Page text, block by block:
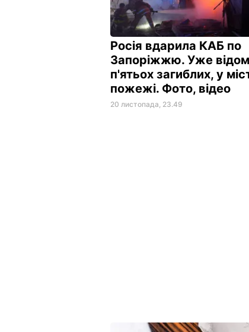
Росія вдарила КАБ по
Запоріжжю. Уже
п'ятьох загиблих, у
пожежі. Фото, відео
20 листопада, 23.49